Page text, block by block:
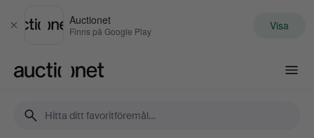
Stäng
Auctionet
Finns på Google Play Visa